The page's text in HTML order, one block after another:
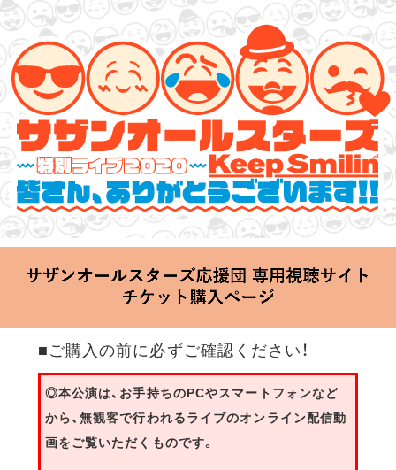
サザンオールスターズ 特別ライブ 2020
「Keep Smilin’～皆さん、ありがとうございます!!～」
2020.06.25 Thu 20:00 Start at 横浜アリーナ
■ご購入の前に必ずご確認ください！
◎本公演は、お手持ちのPCやスマートフォンなど
から、無観客で行われるライブのオンライン配信動
画をご覧いただくものです。